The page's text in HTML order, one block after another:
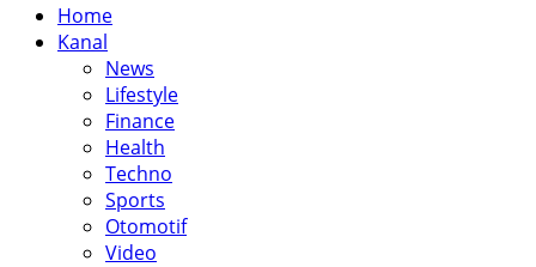
Home
Kanal
News
Lifestyle
Finance
Health
Techno
Sports
Otomotif
Video